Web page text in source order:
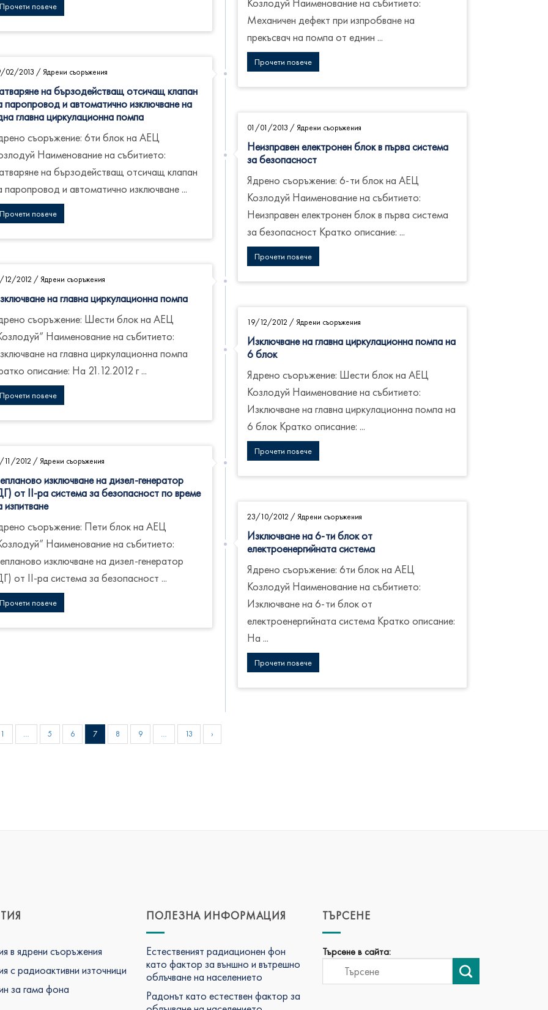
Прочети повече
Механичен дефект при изпробване на
прекъсвач на помпа от еднин ...
Прочети повече
02/2013 / Ядрени съоръжения
на бързодействащ отсичащ клапан
паропровод и автоматично изключване на
главна циркулационна помпа
съоръжение: 6ти блок на АЕЦ
Наименование на събитието:
на бързодействащ отсичащ клапан
паропровод и автоматично изключване ...
Прочети повече
01/01/2013 / Ядрени съоръжения
Неизправен електронен блок в първа система
за безопасност
Ядрено съоръжение: 6-ти блок на АЕЦ
Козлодуй Наименование на събитието:
Неизправен електронен блок в първа система
за безопасност Кратко описание: ...
Прочети повече
12/2012 / Ядрени съоръжения
на главна циркулационна помпа
съоръжение: Шести блок на АЕЦ
Наименование на събитието:
на главна циркулационна помпа
описание: На 21.12.2012 г ...
Прочети повече
19/12/2012 / Ядрени съоръжения
Изключване на главна циркулационна помпа на
6 блок
Ядрено съоръжение: Шести блок на АЕЦ
Козлодуй Наименование на събитието:
Изключване на главна циркулационна помпа на
6 блок Кратко описание: ...
Прочети повече
11/2012 / Ядрени съоръжения
изключване на дизел-генератор
от ІІ-ра система за безопасност по време
изпитване
съоръжение: Пети блок на АЕЦ
Наименование на събитието:
изключване на дизел-генератор
от ІІ-ра система за безопасност ...
Прочети повече
23/10/2012 / Ядрени съоръжения
Изключване на 6-ти блок от
електроенергийната система
Ядрено съоръжение: 6ти блок на АЕЦ
Козлодуй Наименование на събитието:
Изключване на 6-ти блок от
електроенергийната система Кратко описание:
На ...
Прочети повече
1 … 5 6 7 8 9 … 13 ›
в ядрени съоръжения
с радиоактивни източници
за гама фона
ПОЛЕЗНА ИНФОРМАЦИЯ
Естественият радиационен фон
като фактор за външно и вътрешно
облъчване на населението
Радонът като естествен фактор за
ТЪРСЕНЕ
Търсене в сайта: